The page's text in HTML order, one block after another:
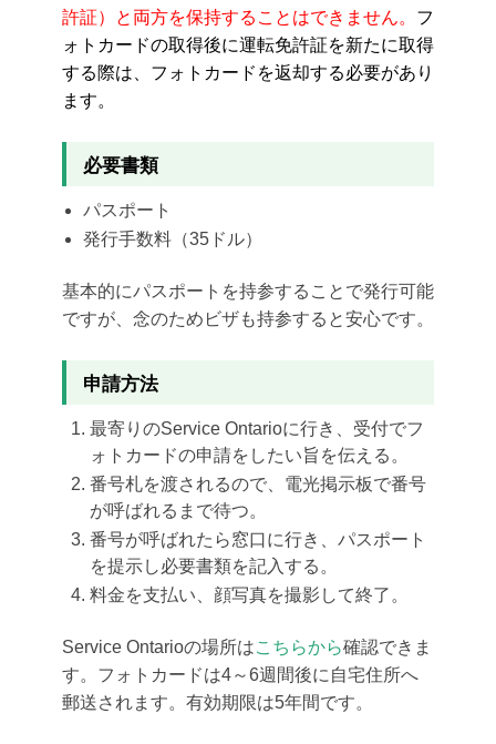
許証）と両方を保持することはできません。 フ
ォトカードの取得後に運転免許証を新たに取得
する際は、フォトカードを返却する必要があり
ます。
必要書類
パスポート
発行手数料（35ドル）
基本的にパスポートを持参することで発行可能
ですが、念のためビザも持参すると安心です。
申請方法
最寄りのService Ontarioに行き、受付でフ
ォトカードの申請をしたい旨を伝える。
番号札を渡されるので、電光掲示板で番号
が呼ばれるまで待つ。
番号が呼ばれたら窓口に行き、パスポート
を提示し必要書類を記入する。
料金を支払い、顔写真を撮影して終了。
Service Ontarioの場所はこちらから確認できま
す。フォトカードは4～6週間後に自宅住所へ
郵送されます。有効期限は5年間です。